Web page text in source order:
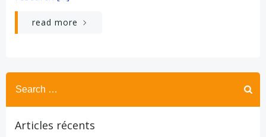
read more
Search
for:
Articles récents